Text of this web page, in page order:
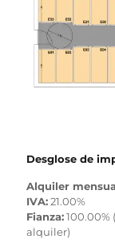
Desglose de
Alquiler
IVA:21.00%
Fianza:
alquiler)